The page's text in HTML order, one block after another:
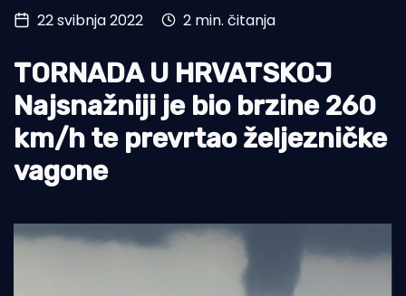
Turizam i nautika
Pomorstvo
Ribolov
Ekologija
Tradicija i kultura
22 svibnja 2022 2 min. čitanja
TORNADA U HRVATSKOJ
Najsnažniji je bio brzine 260
km/h te prevrtao željezničke
vagone